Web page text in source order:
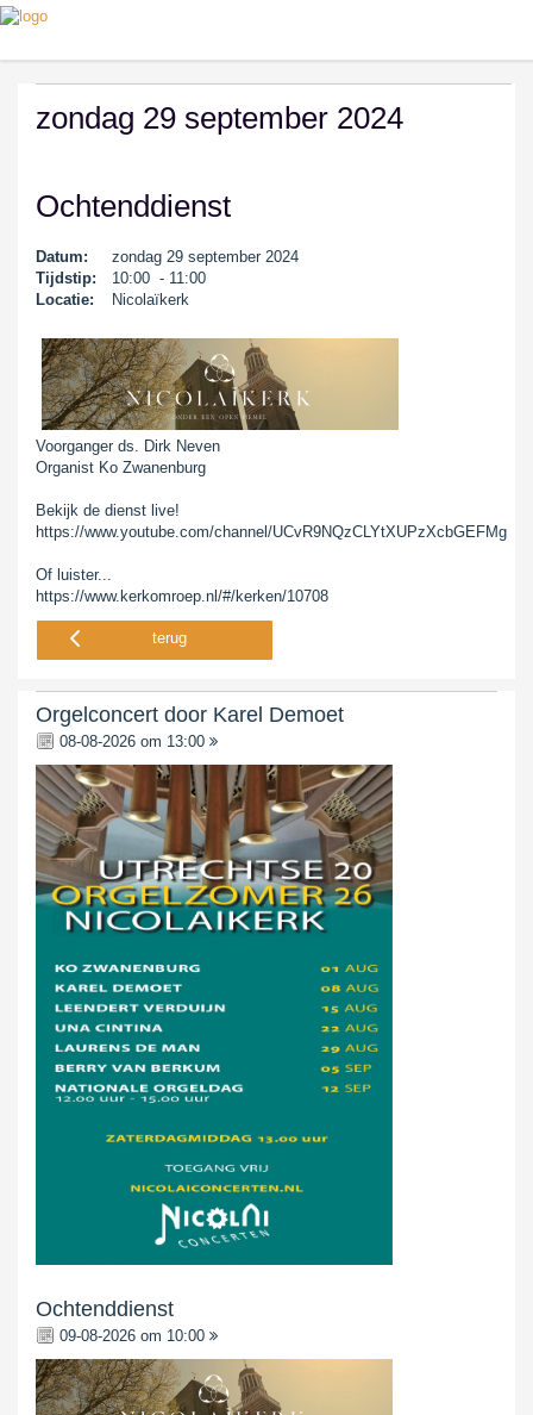
zondag 29 september 2024
Ochtenddienst
Datum:
zondag 29 september 2024
Tijdstip:
10:00 - 11:00
Locatie:
Nicolaïkerk
Voorganger ds. Dirk Neven
Organist Ko Zwanenburg
Bekijk de dienst live!
https://www.youtube.com/channel/UCvR9NQzCLYtXUPzXcbGEFMg
Of luister...
https://www.kerkomroep.nl/#/kerken/10708
terug
Orgelconcert door Karel Demoet
08-08-2026 om 13:00
Ochtenddienst
09-08-2026 om 10:00